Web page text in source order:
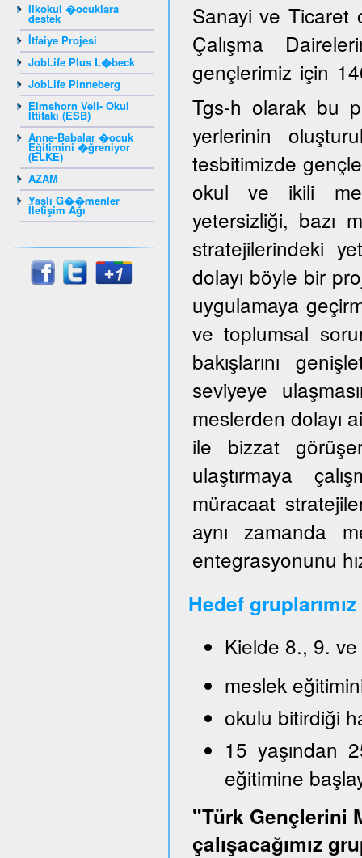
Ilkokul �ocuklara
destek
İtfaiye Projesi
JobLife Plus L�beck
JobLife Pinneberg
Elmshorn Veli- Okul
İttifakı (ESB)
Anne-Babalar �ocuk
Eğitimini �ğreniyor
(ELKE)
AZAM
Yaşlı G��menler
İletişim Ağı
Sanayi ve Ticaret
Çalışma
gençlerimiz için
Tgs-h olarak bu
yerlerinin
tesbitimizde
okul ve ikili
yetersizliği, bazı
stratejilerindeki
dolayı böyle bir
uygulamaya
ve toplumsal
bakışlarını
seviyeye
meslerden dolayı
ile bizzat
ulaştırmaya
müracaat
aynı zamanda
entegrasyonunu
Hedef gruplarımız
Kielde 8., 9.
meslek
okulu bitirdiği
15 yaşından
eğitimine
"Türk Gençlerini
çalışacağımız